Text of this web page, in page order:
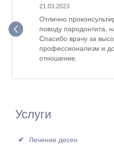
21.03.2023
Отлично
поводу пародонтита,
Спасибо врачу за
профессионализм и
отношение.
Услуги
Лечение десен